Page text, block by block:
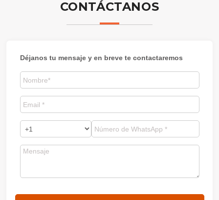
CONTÁCTANOS
Déjanos tu mensaje y en breve te contactaremos